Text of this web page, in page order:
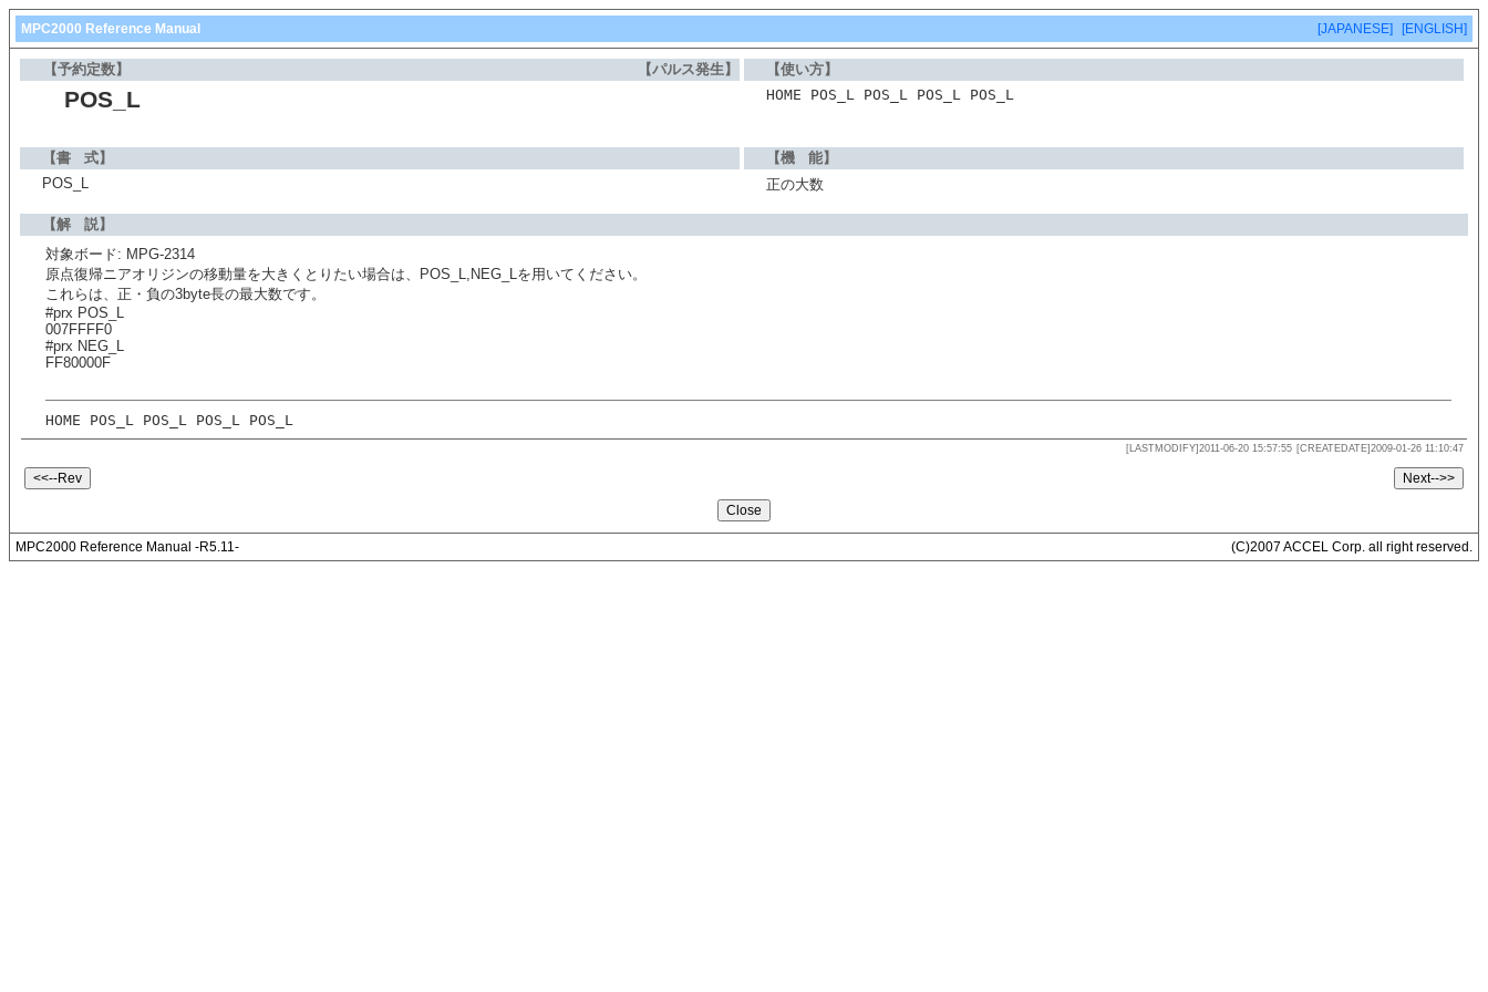
MPC2000 Reference Manual [JAPANESE] [ENGLISH]
【予約定数】 【パルス発生】 【使い方】
POS_L HOME POS_L POS_L POS_L POS_L
【書 式】
【機 能】
POS_L
正の大数
【解 説】
対象ボード: MPG-2314
原点復帰ニアオリジンの移動量を大きくとりたい場合は、POS_L,NEG_Lを用いてください。
これらは、正・負の3byte長の最大数です。
#prx POS_L
007FFFF0
#prx NEG_L
FF80000F
HOME POS_L POS_L POS_L POS_L
[LASTMODIFY]2011-06-20 15:57:55 [CREATEDATE]2009-01-26 11:10:47
MPC2000 Reference Manual -R5.11- (C)2007 ACCEL Corp. all right reserved.